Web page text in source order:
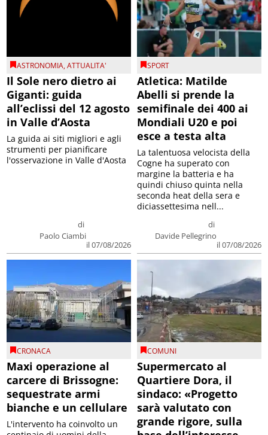
ASTRONOMIA,ATTUALITA'
Il Sole nero dietro ai
Giganti: guida
all’eclissi del 12 agosto
in Valle d’Aosta
di
Paolo Ciambi
il 07/08/2026
La guida ai siti migliori e agli
strumenti per pianificare
l'osservazione in Valle d'Aosta
SPORT
Atletica: Matilde
Abelli si prende la
semifinale dei 400 ai
Mondiali U20 e poi
esce a testa alta
di
Davide Pellegrino
il 07/08/2026
La talentuosa velocista della
Cogne ha superato con
margine la batteria e ha
quindi chiuso quinta nella
seconda heat della sera e
diciassettesima nell...
CRONACA
Maxi operazione al
carcere di Brissogne:
sequestrate armi
bianche e un cellulare
L'intervento ha coinvolto un
COMUNI
Supermercato al
Quartiere Dora, il
sindaco: «Progetto
sarà valutato con
grande rigore, sulla